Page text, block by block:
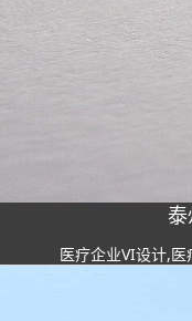
医疗企业VI设计,